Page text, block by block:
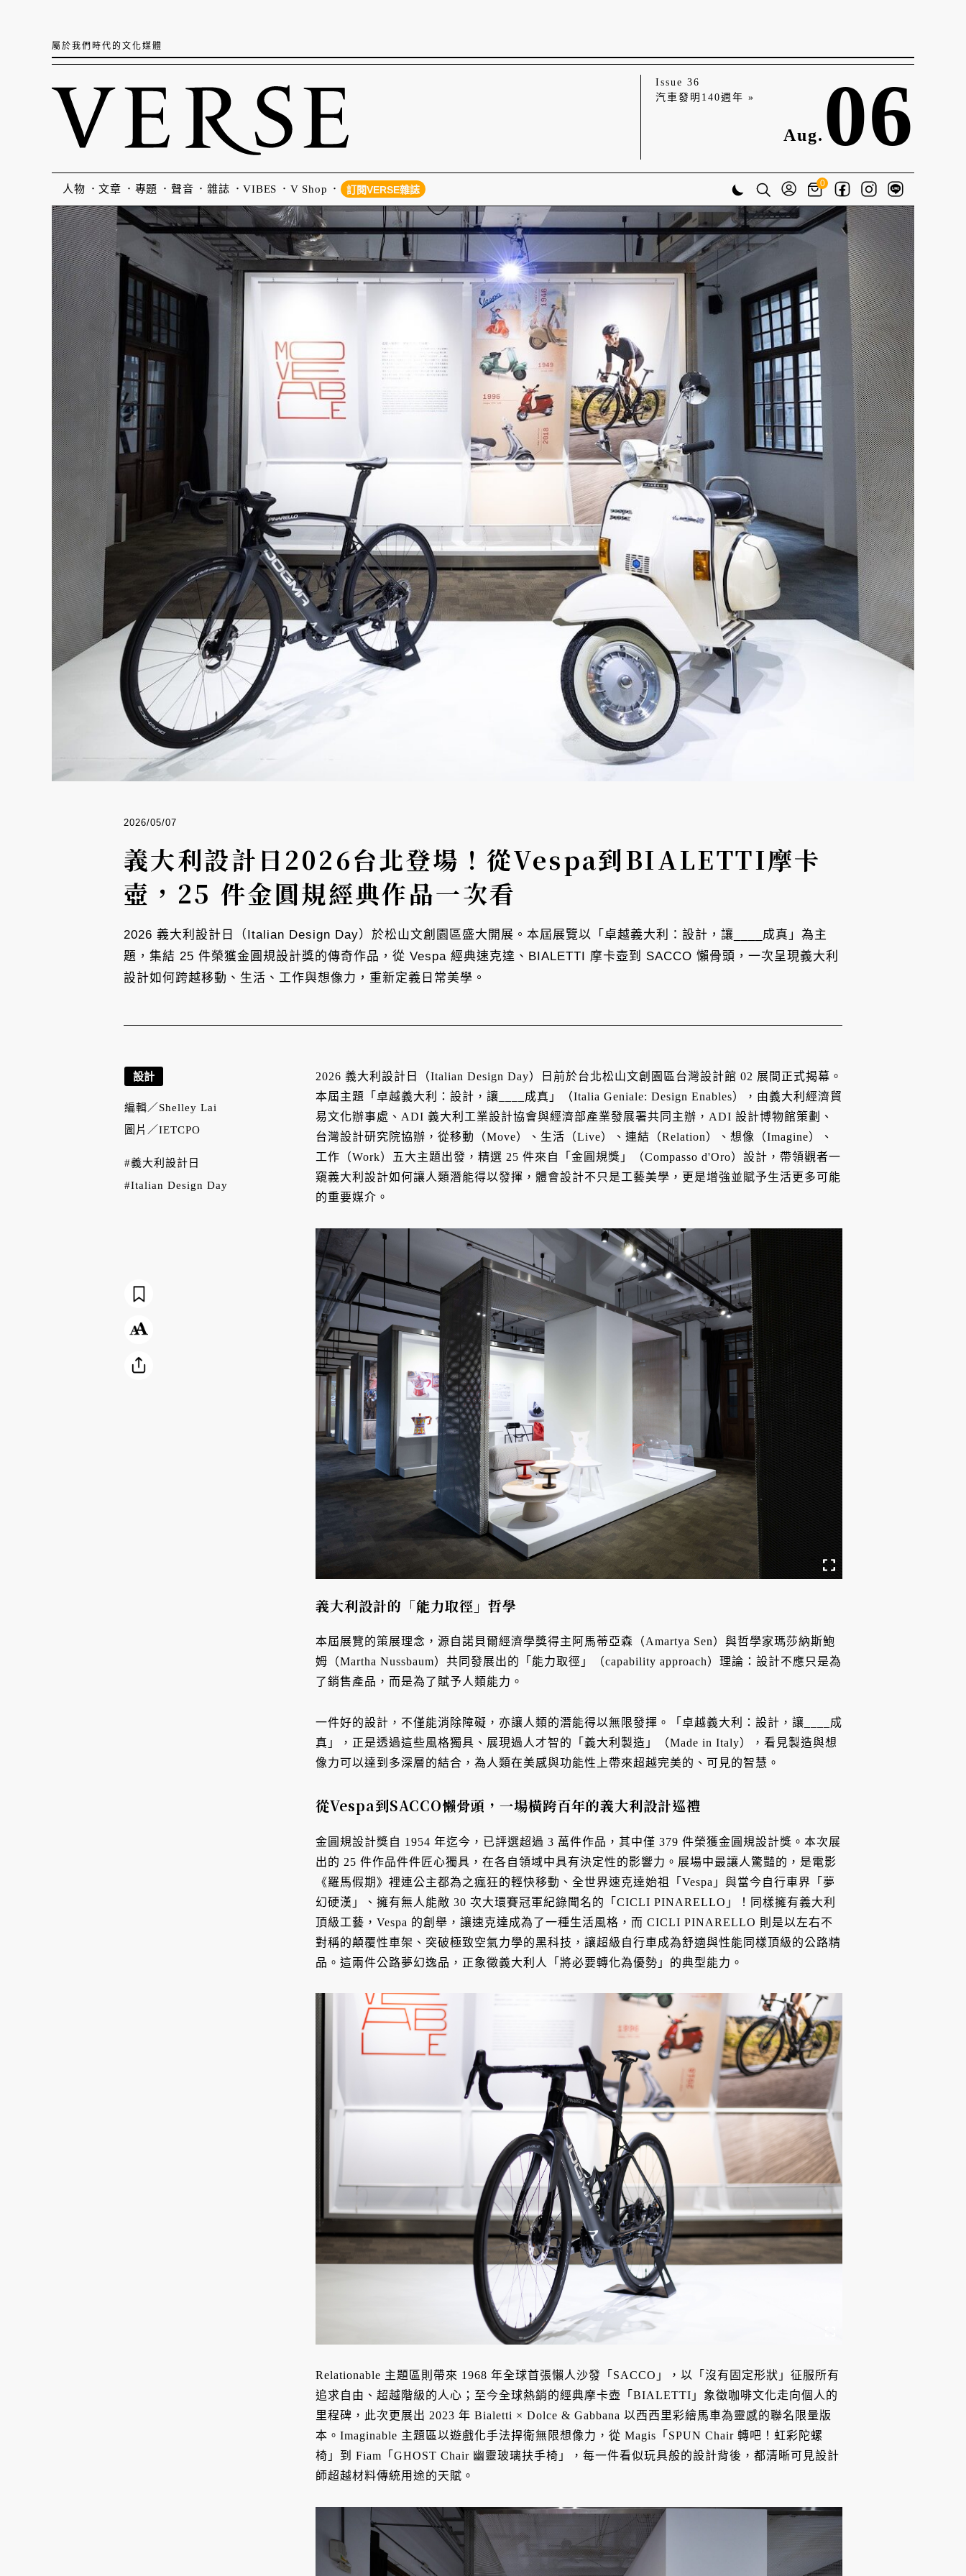
屬於我們時代的文化媒體
Issue 36
汽車發明140週年 »
Aug. 06
人物 文章 專題 聲音 雜誌 VIBES V Shop 訂閱VERSE雜誌
0
2026/05/07
義大利設計日2026台北登場！從Vespa到BIALETTI摩卡
壺，25 件金圓規經典作品一次看
2026 義大利設計日（Italian Design Day）於松山文創園區盛大開展。本屆展覽以「卓越義大利：設計，讓____成真」為主
題，集結 25 件榮獲金圓規設計獎的傳奇作品，從 Vespa 經典速克達、BIALETTI 摩卡壺到 SACCO 懶骨頭，一次呈現義大利
設計如何跨越移動、生活、工作與想像力，重新定義日常美學。
2026 義大利設計日（Italian Design Day）日前於台北松山文創園區台灣設計館 02 展間正式揭幕。
本屆主題「卓越義大利：設計，讓____成真」（Italia Geniale: Design Enables），由義大利經濟貿
易文化辦事處、ADI 義大利工業設計協會與經濟部產業發展署共同主辦，ADI 設計博物館策劃、
台灣設計研究院協辦，從移動（Move）、生活（Live）、連結（Relation）、想像（Imagine）、
工作（Work）五大主題出發，精選 25 件來自「金圓規獎」（Compasso d'Oro）設計，帶領觀者一
窺義大利設計如何讓人類潛能得以發揮，體會設計不只是工藝美學，更是增強並賦予生活更多可能
的重要媒介。
義大利設計的「能力取徑」哲學
本屆展覽的策展理念，源自諾貝爾經濟學獎得主阿馬蒂亞森（Amartya Sen）與哲學家瑪莎納斯鮑
姆（Martha Nussbaum）共同發展出的「能力取徑」（capability approach）理論：設計不應只是為
了銷售產品，而是為了賦予人類能力。
一件好的設計，不僅能消除障礙，亦讓人類的潛能得以無限發揮。「卓越義大利：設計，讓____成
真」，正是透過這些風格獨具、展現過人才智的「義大利製造」（Made in Italy），看見製造與想
像力可以達到多深層的結合，為人類在美感與功能性上帶來超越完美的、可見的智慧。
從Vespa到SACCO懶骨頭，一場橫跨百年的義大利設計巡禮
金圓規設計獎自 1954 年迄今，已評選超過 3 萬件作品，其中僅 379 件榮獲金圓規設計獎。本次展
出的 25 件作品件件匠心獨具，在各自領域中具有決定性的影響力。展場中最讓人驚豔的，是電影
《羅馬假期》裡連公主都為之瘋狂的輕快移動、全世界速克達始祖「Vespa」與當今自行車界「夢
幻硬漢」、擁有無人能敵 30 次大環賽冠軍紀錄聞名的「CICLI PINARELLO」！同樣擁有義大利
頂級工藝，Vespa 的創舉，讓速克達成為了一種生活風格，而 CICLI PINARELLO 則是以左右不
對稱的顛覆性車架、突破極致空氣力學的黑科技，讓超級自行車成為舒適與性能同樣頂級的公路精
品。這兩件公路夢幻逸品，正象徵義大利人「將必要轉化為優勢」的典型能力。
Relationable 主題區則帶來 1968 年全球首張懶人沙發「SACCO」，以「沒有固定形狀」征服所有
追求自由、超越階級的人心；至今全球熱銷的經典摩卡壺「BIALETTI」象徵咖啡文化走向個人的
里程碑，此次更展出 2023 年 Bialetti × Dolce & Gabbana 以西西里彩繪馬車為靈感的聯名限量版
本。Imaginable 主題區以遊戲化手法捍衛無限想像力，從 Magis「SPUN Chair 轉吧！虹彩陀螺
椅」到 Fiam「GHOST Chair 幽靈玻璃扶手椅」，每一件看似玩具般的設計背後，都清晰可見設計
師超越材料傳統用途的天賦。
設計
編輯／ Shelley Lai
圖片／IETCPO
#義大利設計日
#Italian Design Day